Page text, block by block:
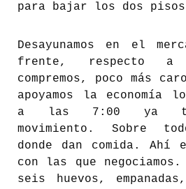
para bajar los dos
Desayunamos en el
frente, respecto
compremos, poco más
apoyamos la economía
a las 7:00 ya
movimiento. Sobre
donde dan comida. Ahí
con las que
seis huevos,